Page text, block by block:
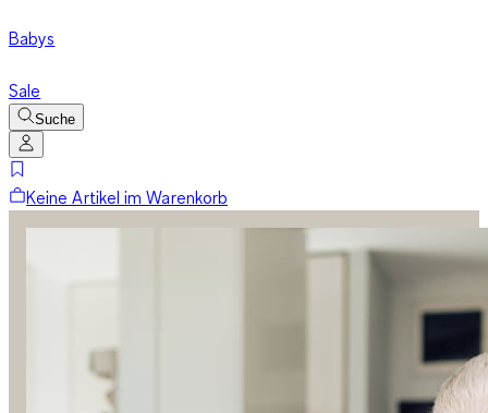
Babys
Sale
Suche
Keine Artikel im Warenkorb